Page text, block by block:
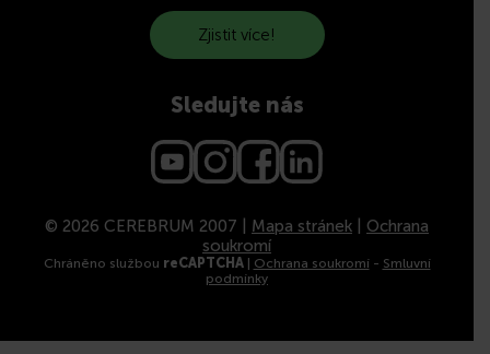
Zjistit více!
Sledujte nás
© 2026 CEREBRUM 2007 | Mapa stránek
Ochrana
soukromí
Chráněno službou reCAPTCHA| Ochrana soukromí - Smluvní
podmínky